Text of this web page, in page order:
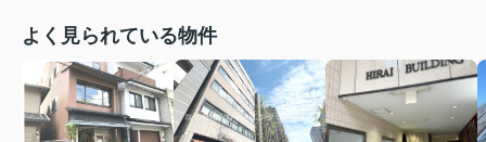
よく見られている物件